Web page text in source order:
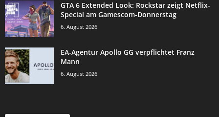
GTA 6 Extended Look: Rockstar zeigt Netflix-
Special am Gamescom-Donnerstag
6. August 2026
EA-Agentur Apollo GG verpflichtet Franz
Mann
6. August 2026